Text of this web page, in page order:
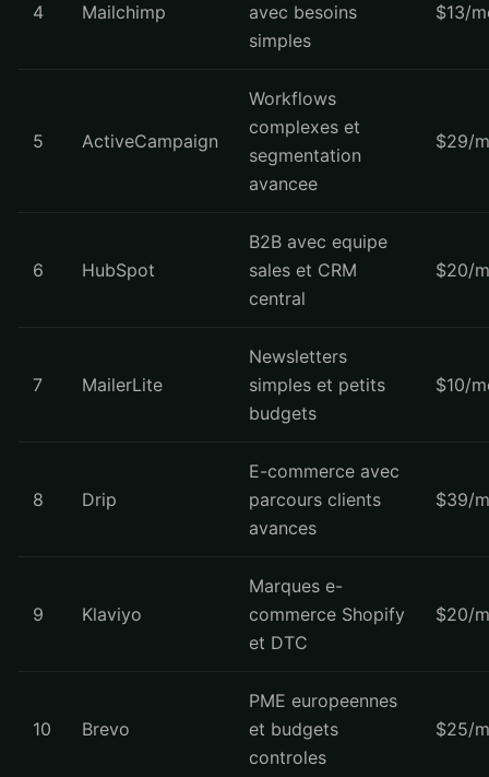
4 Mailchimp
avec besoins
simples
$13/
5 ActiveCampaign
Workflows
complexes et
segmentation
avancee
$29/
6 HubSpot
B2B avec equipe
sales et CRM
central
$20/
7 MailerLite
Newsletters
simples et petits
budgets
$10/
8 Drip
E-commerce avec
parcours clients
avances
$39/
9 Klaviyo
Marques e-
commerce Shopify
et DTC
$20/
10 Brevo
PME europeennes
et budgets
controles
$25/